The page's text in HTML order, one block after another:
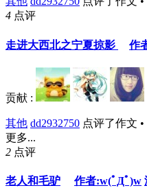
4 点评
走进大西北之宁夏掠影 作
贡献 :
其他 dd2932750 点评了作文
更多...
2 点评
老人和毛驴 作者:w(ﾟДﾟ)w